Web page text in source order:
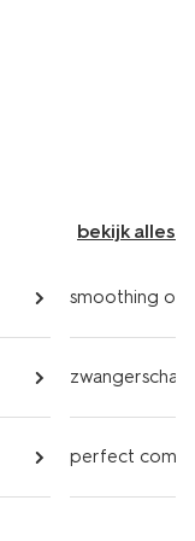
bekijk alles
smoothing
perfect